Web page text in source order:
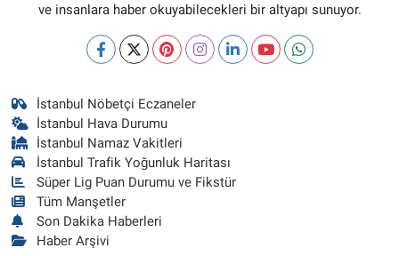
ve insanlara haber okuyabilecekleri bir altyapı sunuyor.
İstanbul Nöbetçi Eczaneler
İstanbul Hava Durumu
İstanbul Namaz Vakitleri
İstanbul Trafik Yoğunluk Haritası
Süper Lig Puan Durumu ve Fikstür
Tüm Manşetler
Son Dakika Haberleri
Haber Arşivi